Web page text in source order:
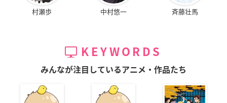
村瀬歩 中村悠一 斉藤壮馬
KEYWORDS
みんなが注目しているアニメ・作品たち